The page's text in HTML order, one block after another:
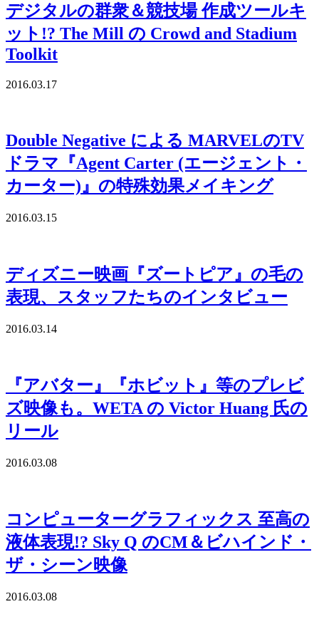
デジタルの群衆＆競技場 作成ツールキ
ット!? The Mill の Crowd and Stadium
Toolkit
2016.03.17
Double Negative による MARVELのTV
ドラマ『Agent Carter (エージェント・
カーター)』の特殊効果メイキング
2016.03.15
ディズニー映画『ズートピア』の毛の
表現、スタッフたちのインタビュー
2016.03.14
『アバター』『ホビット』等のプレビ
ズ映像も。WETA の Victor Huang 氏の
リール
2016.03.08
コンピューターグラフィックス 至高の
液体表現!? Sky Q のCM＆ビハインド・
ザ・シーン映像
2016.03.08